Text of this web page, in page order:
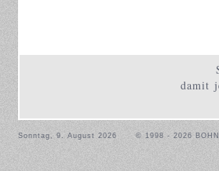
damit
Sonntag, 9. August 2026 © 1998 - 2026